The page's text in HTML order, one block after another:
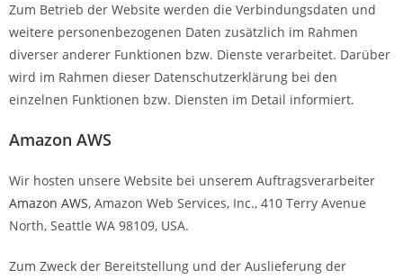
Zum Betrieb der Website werden die Verbindungsdaten und
weitere personenbezogenen Daten zusätzlich im Rahmen
diverser anderer Funktionen bzw. Dienste verarbeitet. Darüber
wird im Rahmen dieser Datenschutzerklärung bei den
einzelnen Funktionen bzw. Diensten im Detail informiert.
Amazon AWS
Wir hosten unsere Website bei unserem Auftragsverarbeiter
Amazon AWS, Amazon Web Services, Inc., 410 Terry Avenue
North, Seattle WA 98109, USA.
Zum Zweck der Bereitstellung und der Auslieferung der